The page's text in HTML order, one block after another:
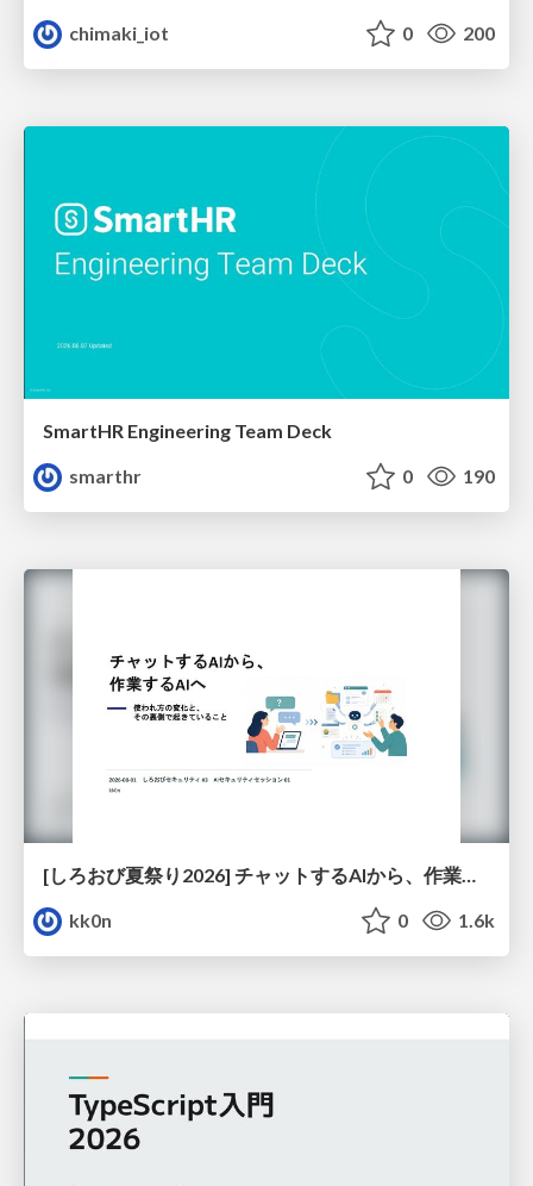
chimaki_iot
0 200
SmartHR Engineering Team Deck
smarthr
0 190
kk0n
0 1.6k